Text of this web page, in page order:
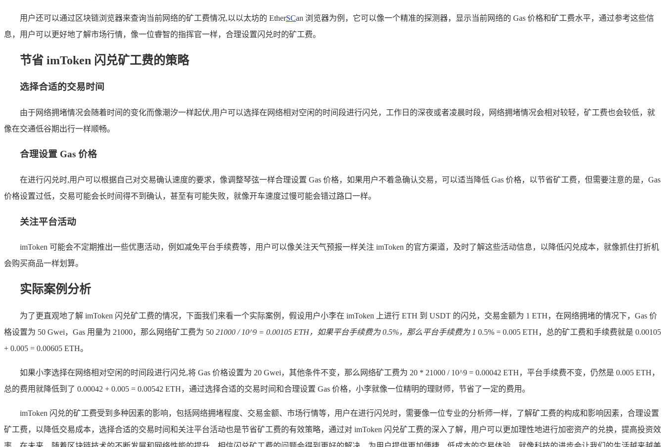
用户还可以通过区块链浏览器来查询当前网络的矿工费情况,以以太坊的 EtherSCan 浏览器为例，它可以像一个精准的探测器，显示当前网络的 Gas 价格和矿工费水平，通过参考这些信
息，用户可以更好地了解市场行情，像一位睿智的指挥官一样，合理设置闪兑时的矿工费。
节省 imToken 闪兑矿工费的策略
选择合适的交易时间
由于网络拥堵情况会随着时间的变化而像潮汐一样起伏,用户可以选择在网络相对空闲的时间段进行闪兑，工作日的深夜或者凌晨时段，网络拥堵情况会相对较轻，矿工费也会较低，就
像在交通低谷期出行一样顺畅。
合理设置 Gas 价格
在进行闪兑时,用户可以根据自己对交易确认速度的要求，像调整琴弦一样合理设置 Gas 价格，如果用户不着急确认交易，可以适当降低 Gas 价格，以节省矿工费，但需要注意的是，Gas
价格设置过低，交易可能会长时间得不到确认，甚至有可能失败，就像开车速度过慢可能会错过路口一样。
关注平台活动
imToken 可能会不定期推出一些优惠活动，例如减免平台手续费等，用户可以像关注天气预报一样关注 imToken 的官方渠道，及时了解这些活动信息，以降低闪兑成本，就像抓住打折机
会购买商品一样划算。
实际案例分析
为了更直观地了解 imToken 闪兑矿工费的情况，下面我们来看一个实际案例，假设用户小李在 imToken 上进行 ETH 到 USDT 的闪兑，交易金额为 1 ETH，在网络拥堵的情况下，Gas 价
格设置为 50 Gwei，Gas 用量为 21000，那么网络矿工费为 50 21000 / 10^9 = 0.00105 ETH，如果平台手续费为 0.5%，那么平台手续费为 1 0.5% = 0.005 ETH，总的矿工费和手续费就是 0.00105
+ 0.005 = 0.00605 ETH。
如果小李选择在网络相对空闲的时间段进行闪兑,将 Gas 价格设置为 20 Gwei，其他条件不变，那么网络矿工费为 20 * 21000 / 10^9 = 0.00042 ETH，平台手续费不变，仍然是 0.005 ETH，
总的费用就降低到了 0.00042 + 0.005 = 0.00542 ETH，通过选择合适的交易时间和合理设置 Gas 价格，小李就像一位精明的理财师，节省了一定的费用。
imToken 闪兑的矿工费受到多种因素的影响，包括网络拥堵程度、交易金额、市场行情等，用户在进行闪兑时，需要像一位专业的分析师一样，了解矿工费的构成和影响因素，合理设置
矿工费，以降低交易成本，选择合适的交易时间和关注平台活动也是节省矿工费的有效策略，通过对 imToken 闪兑矿工费的深入了解，用户可以更加理性地进行加密资产的兑换，提高投资效